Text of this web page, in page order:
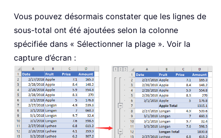
Vous pouvez désormais constater que les lignes de
sous-total ont été ajoutées selon la colonne
spécifiée dans « Sélectionner la plage ». Voir la
capture d’écran :